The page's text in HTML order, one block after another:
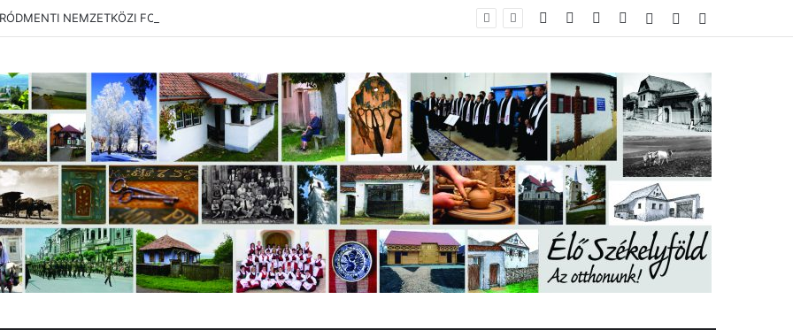
NEMZETKÖZI FOTÓTÁBOR Facebook YouTubeInstagramBelépésVéletlen cikk